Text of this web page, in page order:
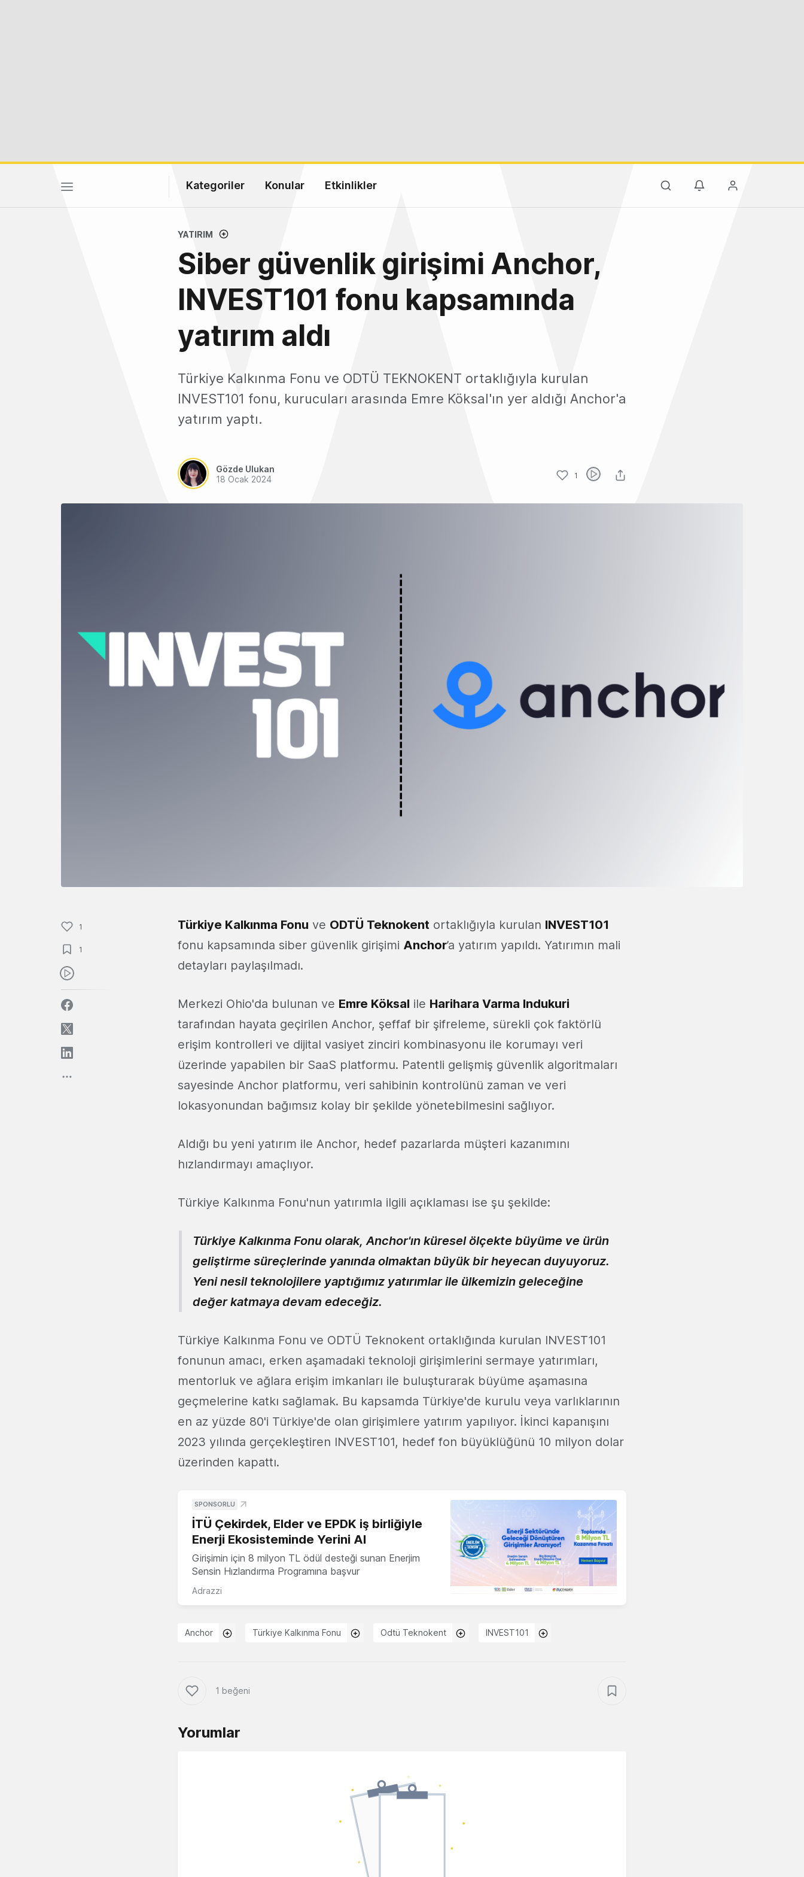
Kategoriler Konular Etkinlikler
YATIRIM
Siber güvenlik girişimi Anchor,
INVEST101 fonu kapsamında
yatırım aldı
Türkiye Kalkınma Fonu ve ODTÜ TEKNOKENT ortaklığıyla kurulan
INVEST101 fonu, kurucuları arasında Emre Köksal'ın yer aldığı Anchor'a
yatırım yaptı.
Gözde Ulukan
18 Ocak 2024
1
1
1
Türkiye Kalkınma Fonu ve ODTÜ Teknokent ortaklığıyla kurulan INVEST101
fonu kapsamında siber güvenlik girişimi Anchor’a yatırım yapıldı. Yatırımın mali
detayları paylaşılmadı.
Merkezi Ohio'da bulunan ve Emre Köksal ile Harihara Varma Indukuri
tarafından hayata geçirilen Anchor, şeffaf bir şifreleme, sürekli çok faktörlü
erişim kontrolleri ve dijital vasiyet zinciri kombinasyonu ile korumayı veri
üzerinde yapabilen bir SaaS platformu. Patentli gelişmiş güvenlik algoritmaları
sayesinde Anchor platformu, veri sahibinin kontrolünü zaman ve veri
lokasyonundan bağımsız kolay bir şekilde yönetebilmesini sağlıyor.
Aldığı bu yeni yatırım ile Anchor, hedef pazarlarda müşteri kazanımını
hızlandırmayı amaçlıyor.
Türkiye Kalkınma Fonu'nun yatırımla ilgili açıklaması ise şu şekilde:
Türkiye Kalkınma Fonu olarak, Anchor'ın küresel ölçekte büyüme ve ürün
geliştirme süreçlerinde yanında olmaktan büyük bir heyecan duyuyoruz.
Yeni nesil teknolojilere yaptığımız yatırımlar ile ülkemizin geleceğine
değer katmaya devam edeceğiz.
Türkiye Kalkınma Fonu ve ODTÜ Teknokent ortaklığında kurulan INVEST101
fonunun amacı, erken aşamadaki teknoloji girişimlerini sermaye yatırımları,
mentorluk ve ağlara erişim imkanları ile buluşturarak büyüme aşamasına
geçmelerine katkı sağlamak. Bu kapsamda Türkiye'de kurulu veya varlıklarının
en az yüzde 80'i Türkiye'de olan girişimlere yatırım yapılıyor. İkinci kapanışını
2023 yılında gerçekleştiren INVEST101, hedef fon büyüklüğünü 10 milyon dolar
üzerinden kapattı.
SPONSORLU
İTÜ Çekirdek, Elder ve EPDK iş birliğiyle
Enerji Ekosisteminde Yerini Al
Girişimin için 8 milyon TL ödül desteği sunan Enerjim
Sensin Hızlandırma Programına başvur
Adrazzi
Anchor Türkiye Kalkınma Fonu Odtü Teknokent INVEST101
1 beğeni
Yorumlar